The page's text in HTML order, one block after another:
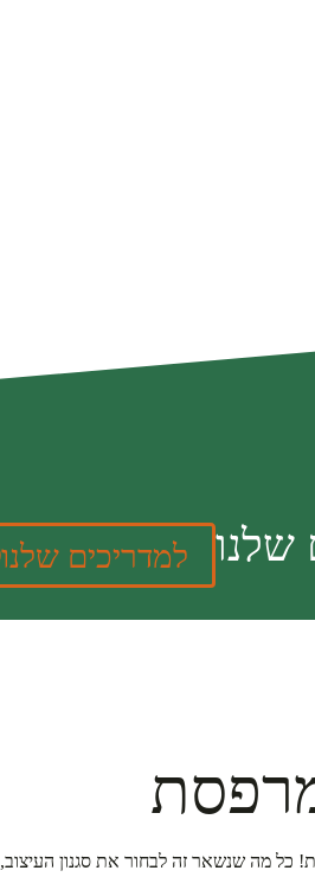
שלנו למדריכים שלנו
כל מה שנשאר זה לבחור את סגנון העיצוב,